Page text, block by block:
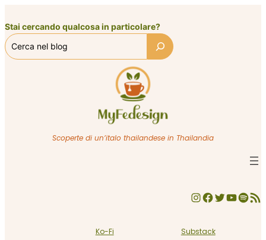
al
contenuto
Stai cercando qualcosa in particolare?
Scoperte di un’italo thailandese in Thailandia
InstagramFacebook Twitter YouTube Spotify Feed RSS
Ko-Fi Substack